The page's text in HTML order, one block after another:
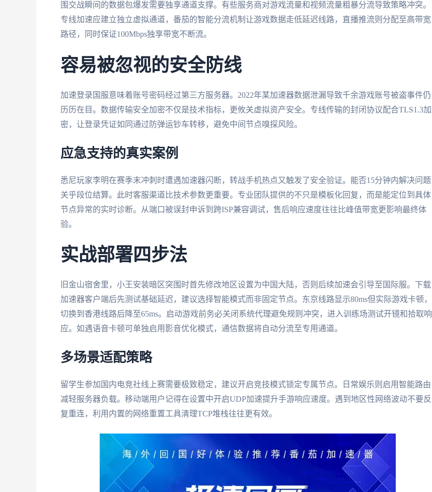
围交战瞬间的数据包爆发需要独享通道支撑。有些服务商对游戏流量和视频流量粗暴分流导致策略冲突。
专线加速应建立独立虚拟通道，番茄的智能分流机制让游戏数据走低延迟线路，直播推流则分配至高带宽
路径，同时保证100Mbps独享带宽不断流。
容易被忽视的安全防线
加速登录国服意味着账号密码经过第三方服务器。2022年某加速器数据泄漏导致千余游戏账号被盗事件仍
历历在目。数据传输安全加密不仅是技术指标，更攸关虚拟资产安全。专线传输的封闭协议配合TLS1.3加
密，让登录凭证如同通过防弹运钞车转移，避免中间节点嗅探风险。
应急支持的真实案例
悉尼玩家李明在赛季末冲刺时遭遇加速器闪断，转战手机热点又触发了安全验证。能否15分钟内解决问题
关乎段位结算。此时客服渠道比技术参数更重要。专业团队提供的不只是模板化回复，而是能定位到具体
节点异常的实时诊断。从端口被误封申诉到跨ISP兼容调试，售后响应速度往往比峰值带宽更影响最终体
验。
实战部署四步法
旧金山宿舍里，小王安装暗区突围时首先修改地区设置为中国大陆，否则后续加速会引导至国际服。下载
加速器客户端后先测试基础延迟，建议选择智能模式而非固定节点。东京线路显示80ms但实际游戏卡顿，
切换到香港线路后降至65ms。启动游戏前务必关闭系统代理避免规则冲突，进入训练场测试开镜和拾取响
应。如遇语音卡顿可单独启用影音优化模式，通信数据将自动分流至专用通道。
多场景适配策略
留学生参加国内电竞社线上赛需要极致稳定，建议开启竞技模式锁定专属节点。日常娱乐则启用智能路由
减轻服务器负载。移动端用户记得在设置中开启UDP加速提升手游响应速度。遇到地区性网络波动不要反
复重连，利用内置的网络重置工具清理TCP堆栈往往更有效。